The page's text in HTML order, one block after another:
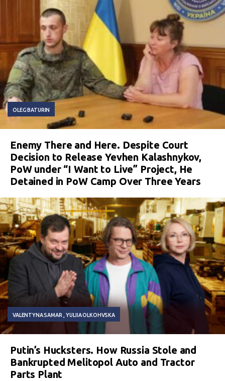
OLEG BATURIN
Enemy There and Here. Despite Court
Decision to Release Yevhen Kalashnykov,
PoW under “I Want to Live” Project, He
Detained in PoW Camp Over Three Years
VALENTYNA SAMAR YULIIA OLKOHVSKA
Putin’s Hucksters. How Russia Stole and
Bankrupted Melitopol Auto and Tractor
Parts Plant